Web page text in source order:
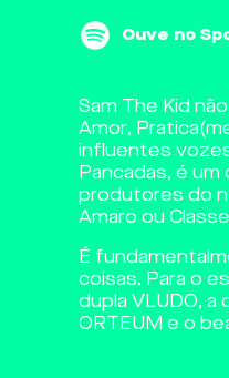
Ouve no
Sam The Kid
Amor,
influentes
Pancadas, é
produtores do
Amaro ou
É
coisas. Para o
dupla VLUDO,
ORTEUM e o